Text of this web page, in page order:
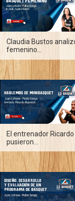
Claudia Bustos
femenino...
El entrenador
pusieron...